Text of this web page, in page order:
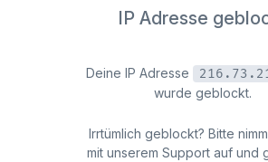
IP Adresse
Deine IP Adresse
wurde geblockt.
Irrtümlich geblockt? Bitte
mit unserem Support auf und